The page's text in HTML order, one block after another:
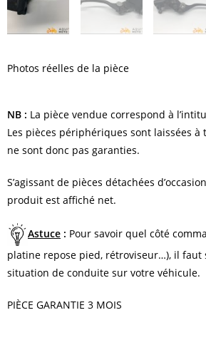
Photos réelles de la pièce
NB : La pièce vendue correspond à
Les pièces périphériques sont laissées à
ne sont donc pas garanties.
S’agissant de pièces détachées
produit est affiché net.
Astuce : Pour savoir quel côté
platine repose pied, rétroviseur…), il faut
situation de conduite sur votre véhicule.
PIÈCE GARANTIE 3 MOIS